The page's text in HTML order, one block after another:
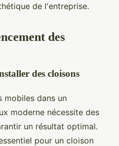
de l'entreprise.
des
des cloisons
mobiles dans un
moderne nécessite des
un résultat optimal.
pour un cloison